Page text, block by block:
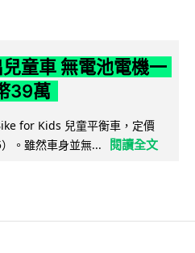
童車 無電池電機一
39萬
for Kids 兒童平衡車，定價
。雖然車身並無...
閱讀全文